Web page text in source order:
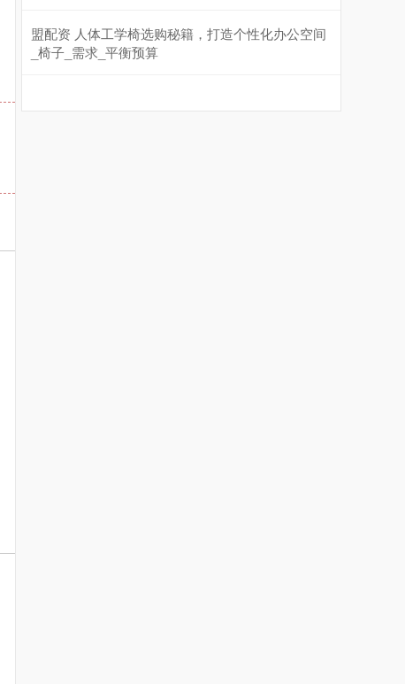
盟配资 人体工学椅选购秘籍，打造个性化办公空间
_椅子_需求_平衡预算